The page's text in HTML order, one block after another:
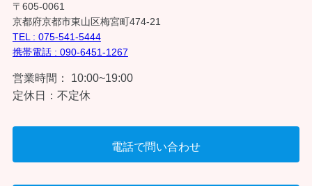
〒605-0061
京都府京都市東山区梅宮町474-21
TEL : 075-541-5444
携帯電話 : 090-6451-1267
営業時間： 10:00~19:00
定休日：不定休
電話で問い合わせ